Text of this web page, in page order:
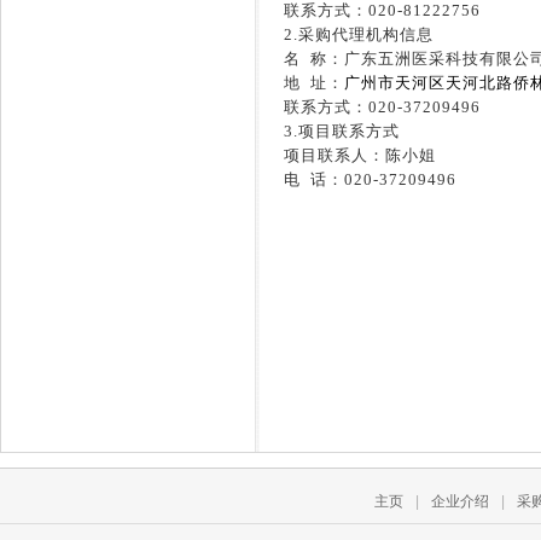
联系方式： 020-81222756
2.采购代理机构信息
名
称：广东五洲医采科技有限公
地 址： 广州市天河区天河北路侨
联系方式： 020-37209496
3.项目联系方式
项目联系人：陈小姐
电 话： 020-37209496
主页 企业介绍 采